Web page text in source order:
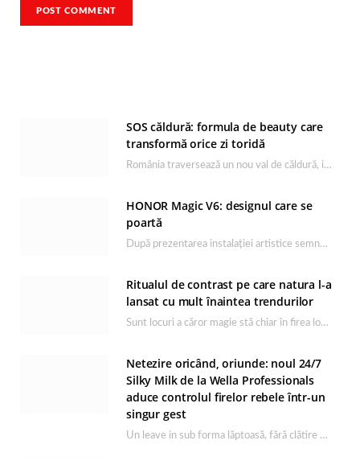
SOS căldură: formula de beauty care
transformă orice zi toridă
România traversează un nou val de căldură, iar rutina de îngrijire capătă un rol esențial…
HONOR Magic V6: designul care se
poartă
După prezentarea instalației artistice semnată de Catrinel Săbăciag în cadrul evenimentului de lansare HONOR Magic…
Ritualul de contrast pe care natura l-a
lansat cu mult înaintea trendurilor
Sunt locuri a căror magie stă chiar în firea lor naturală, iar Lacul Ursu din…
Netezire oricând, oriunde: noul 24/7
Silky Milk de la Wella Professionals
aduce controlul firelor rebele într-un
singur gest
Un leave in sub forma lăptoasă, fără clătire care completează rutina Ultimate Smooth și transformă…